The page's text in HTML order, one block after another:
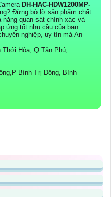
DH-HAC-HDW1200MP-
Đừng bỏ lỡ sản phẩm chất
quan sát chính xác và
ứng tốt nhu cầu của bạn.
nghiệp, uy tín mà An
Hòa, Q.Tân Phú,
Bình Trị Đông, Bình